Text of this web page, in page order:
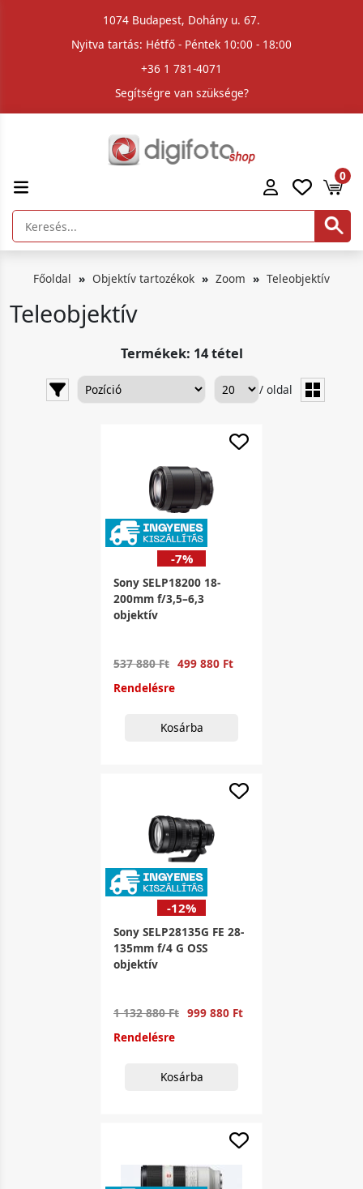
1074 Budapest, Dohány u. 67.
Nyitva tartás: Hétfő - Péntek 10:00 - 18:00
+36 1 781-4071
Segítségre van szüksége?
0
Főoldal Objektív tartozékok Zoom Teleobjektív
Teleobjektív
Termékek: 14 tétel
/ oldal
-7%
Sony SELP18200 18-
200mm f/3,5–6,3
objektív
537 880 Ft 499 880 Ft
Rendelésre
Kosárba
-12%
Sony SELP28135G FE 28-
135mm f/4 G OSS
objektív
1 132 880 Ft 999 880 Ft
Rendelésre
Kosárba